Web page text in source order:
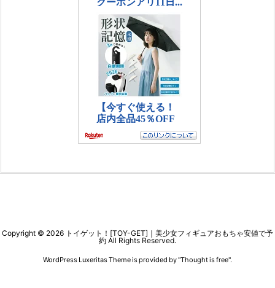
Copyright © 2026 トイゲット！[TOY-GET]｜美少女フィギュアおもちゃ安値で予
約 All Rights Reserved.
WordPress Luxeritas Theme is provided by "Thought is free".